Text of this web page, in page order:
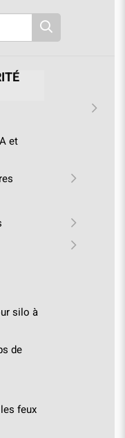
et
silo à
de
feux